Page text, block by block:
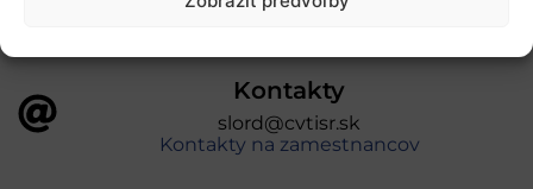
Kontakty
slord@cvtisr.sk
Kontakty na zamestnancov